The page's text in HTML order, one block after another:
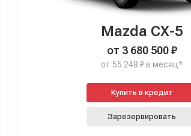
Mazda CX-5
от 3 680 500 ₽
от 55 248 ₽ в месяц*
Купить в кредит
Зарезервировать